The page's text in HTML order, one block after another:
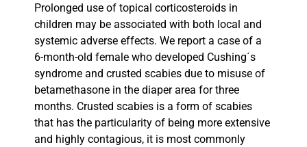
Prolonged use of topical corticosteroids in
children may be associated with both local and
systemic adverse effects. We report a case of a
6-month-old female who developed Cushing´s
syndrome and crusted scabies due to misuse of
betamethasone in the diaper area for three
months. Crusted scabies is a form of scabies
that has the particularity of being more extensive
and highly contagious, it is most commonly